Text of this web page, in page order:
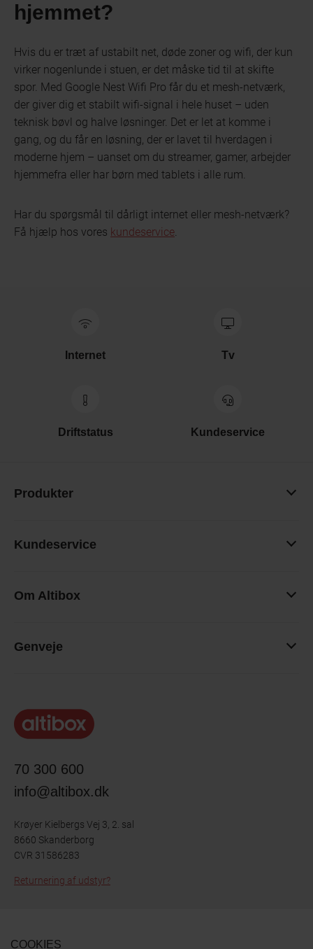
hjemmet?
Hvis du er træt af ustabilt net, døde zoner og wifi, der kun
virker nogenlunde i stuen, er det måske tid til at skifte
spor. Med Google Nest Wifi Pro får du et mesh-netværk,
der giver dig et stabilt wifi-signal i hele huset – uden
teknisk bøvl og halve løsninger. Det er let at komme i
gang, og du får en løsning, der er lavet til hverdagen i
moderne hjem – uanset om du streamer, gamer, arbejder
hjemmefra eller har børn med tablets i alle rum.
Har du spørgsmål til dårligt internet eller mesh-netværk?
Få hjælp hos vores kundeservice.
Internet Tv
Driftstatus Kundeservice
Produkter
Kundeservice
Om Altibox
Genveje
70 300 600
info@altibox.dk
Krøyer Kielbergs Vej 3, 2. sal
8660 Skanderborg
CVR 31586283
Returnering af udstyr?
COOKIES